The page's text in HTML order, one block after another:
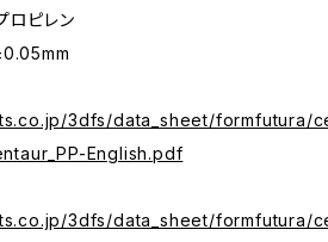
ロピレン
3dfs/data_sheet/formfutura/
English.pdf
3dfs/data_sheet/formfutura/